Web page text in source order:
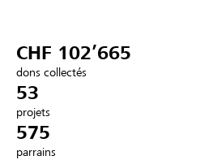
Se connecter
CHF 102’665
dons collectés
53
projets
575
parrains